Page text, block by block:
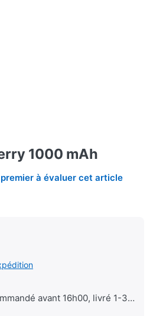
1000 mAh
à évaluer cet article
avant 16h00, livré 1-3 jours